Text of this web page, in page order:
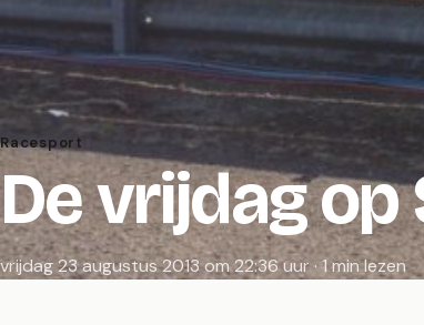
Racesport
De vrijdag
vrijdag 23 augustus 2013 om 22:36 uur · 1 min lezen